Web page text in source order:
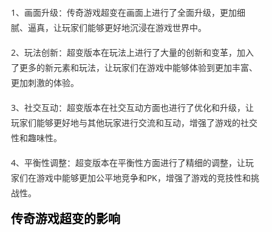
1、画面升级：传奇游戏超变在画面上进行了全面升级，更加细
腻、逼真，让玩家们能够更好地沉浸在游戏世界中。
2、玩法创新：超变版本在玩法上进行了大量的创新和变革，加入
了更多的新元素和玩法，让玩家们在游戏中能够体验到更加丰富、
更加刺激的体验。
3、社交互动：超变版本在社交互动方面也进行了优化和升级，让
玩家们能够更好地与其他玩家进行交流和互动，增强了游戏的社交
性和趣味性。
4、平衡性调整：超变版本在平衡性方面进行了精细的调整，让玩
家们在游戏中能够更加公平地竞争和PK，增强了游戏的竞技性和挑
战性。
传奇游戏超变的影响